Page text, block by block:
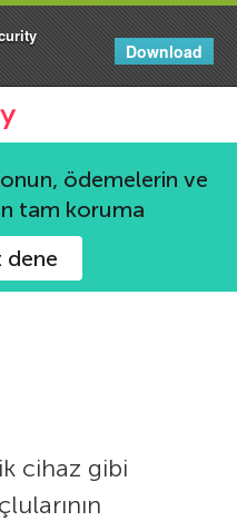
Download
Resmi Blogu
ödemelerin ve
tam koruma
dene
cihaz gibi